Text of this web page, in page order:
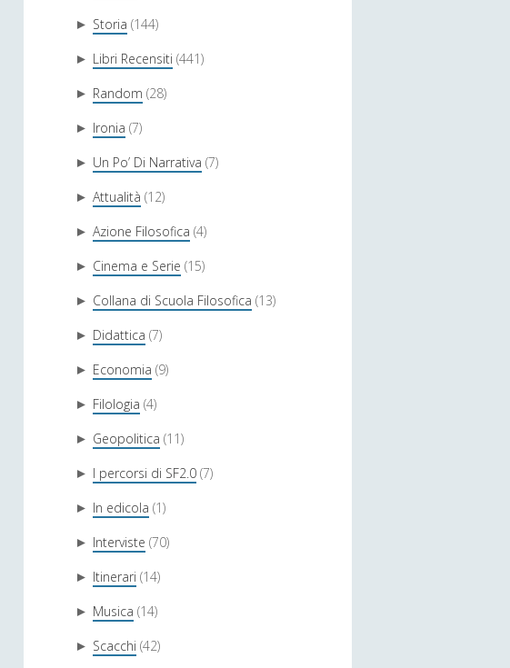
► Storia (144)
► Libri Recensiti (441)
► Random (28)
► Ironia (7)
► Un Po’ Di Narrativa (7)
► Attualità (12)
► Azione Filosofica (4)
► Cinema e Serie (15)
► Collana di Scuola Filosofica (13)
► Didattica (7)
► Economia (9)
► Filologia (4)
► Geopolitica (11)
► I percorsi di SF2.0 (7)
► In edicola (1)
► Interviste (70)
► Itinerari (14)
► Musica (14)
► Scacchi (42)